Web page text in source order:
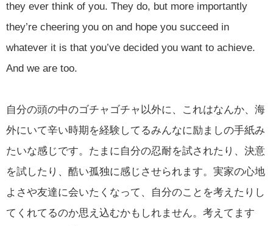
they ever think of you. They do, but more importantly
they’re cheering you on and hope you succeed in
whatever it is that you’ve decided you want to achieve.
And we are too.
自分の頭の中のゴチャゴチャ以外に、これはなんか、海
外にいて辛い時期を経験してるみんなに励ましの手紙み
たいな感じです。たまに自分の忍耐を試されたり、決意
を試したり、酷い孤独に感じさせられます。実家の心地
よさや友達に会いたくなって、自分のことを考えたりし
てくれてるのか思え込むかもしれません。考えてます